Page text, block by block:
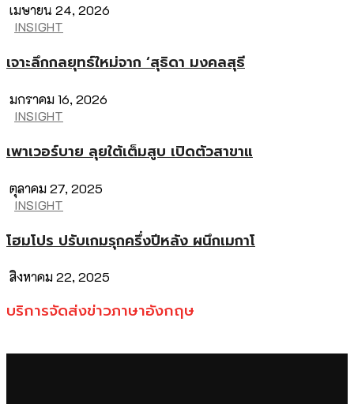
เมษายน 24, 2026
INSIGHT
เจาะลึกกลยุทธ์ใหม่จาก ‘สุธิดา มงคลสุธี
มกราคม 16, 2026
INSIGHT
เพาเวอร์บาย ลุยใต้เต็มสูบ เปิดตัวสาขาแ
ตุลาคม 27, 2025
INSIGHT
โฮมโปร ปรับเกมรุกครึ่งปีหลัง ผนึกเมกาโ
สิงหาคม 22, 2025
บริการจัดส่งข่าวภาษาอังกฤษ